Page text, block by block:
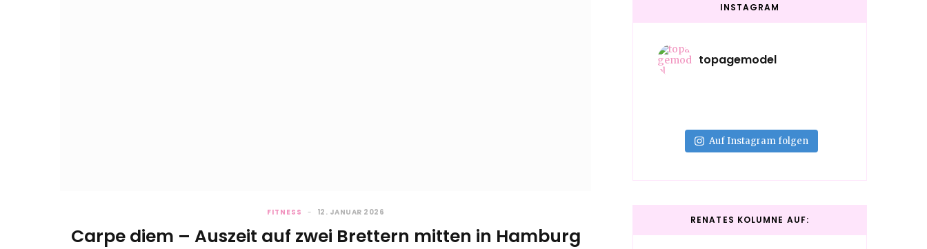
FITNESS 12. JANUAR 2026
Carpe diem – Auszeit auf zwei Brettern mitten in Hamburg
INSTAGRAM
topagemodel
Auf Instagram folgen
RENATES KOLUMNE AUF: